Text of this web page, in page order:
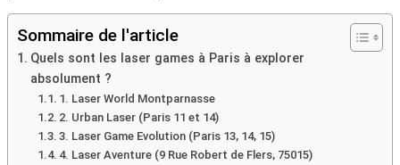
Sommaire de l'article
Quels sont les laser games à Paris à explorer
absolument ?
1. Laser World Montparnasse
2. Urban Laser (Paris 11 et 14)
3. Laser Game Evolution (Paris 13, 14, 15)
4. Laser Aventure (9 Rue Robert de Flers, 75015)